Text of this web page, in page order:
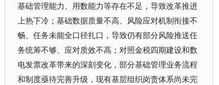
基础管理能力、用数能力等存在不足，导致改革推进
上热下冷；基础数据质量不高、风险应对机制衔接不
畅、任务未能全口径扎口，导致仍有部分风险推送任
务统筹不够、应对质效不高；对照金税四期建设和数
电发票改革带来的深刻变化，部分基础管理业务流程
和制度亟待完善升级，现有基层组织岗责体系尚未完